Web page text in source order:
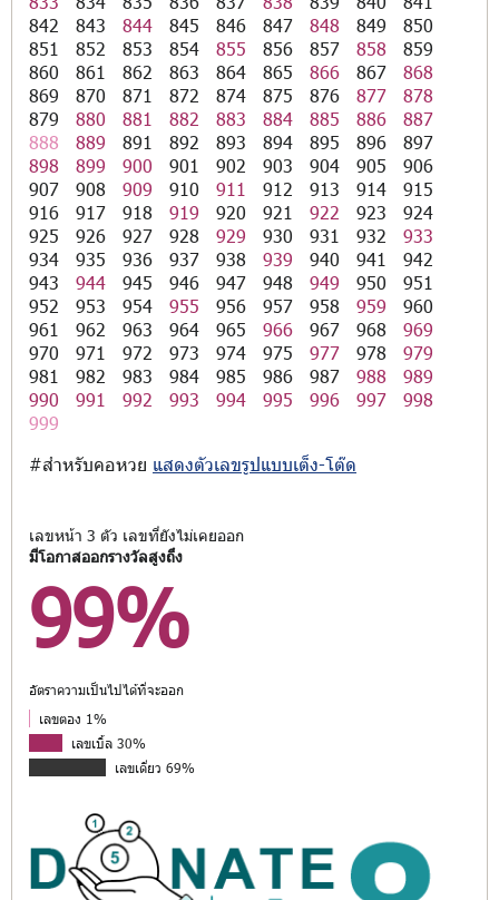
842
843 844 845 846 847 848 849
850
851
852 853 854 855 856 857 858
859
860
861 862 863 864 865 866 867
868
869
870 871 872 874 875 876 877
878
879
880 881 882 883 884 885 886
887
888
889 891 892 893 894 895 896
897
898
899 900 901 902 903 904 905
906
907
908 909 910 911 912 913 914
915
916
917 918 919 920 921 922 923
924
925
926 927 928 929 930 931 932
933
934
935 936 937 938 939 940 941
942
943
944 945 946 947 948 949 950
951
952
953 954 955 956 957 958 959
960
961
962 963 964 965 966 967 968
969
970
971 972 973 974 975 977 978
979
981
982 983 984 985 986 987 988
989
990
991 992 993 994 995 996 997
998
999
#สำหรับคอหวย แสดงตัวเลขรูปแบบเต็ง-โต๊ด
เลขหน้า 3 ตัว เลขที่ยังไม่เคยออก
มีโอกาสออกรางวัลสูงถึง
99%
อัตราความเป็นไปได้ที่จะออก
เลขตอง 1%
เลขเบิ้ล 30%
เลขเดี่ยว 69%